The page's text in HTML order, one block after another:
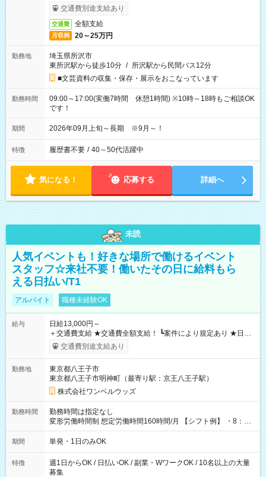
交通費別途支給あり
交通費 全額支給
月収例 20～25万円
勤務地
埼玉県所沢市
東所沢駅から徒歩10分 / 所沢駅から民間バス12分
■文芸資料の収集・保存・展示をおこなっています
勤務時間
09:00～17:00(実働7時間 休憩1時間) ※10時～18時もご相談OK
です！
期間 2026年09月上旬～長期 ※9月～！
特徴 履歴書不要 / 40～50代活躍中
気になる！ 応募する 詳細へ
未読
人気イベントも！好きな場所で働けるイベント
スタッフ☆来社不要！働いたその日に給料もら
える日払い/T1
アルバイト 職種未経験OK
給与
日給13,000円～
＋交通費支給 ★交通費全額支給！ ┗案件により規定あり ★日払
いOK！（規定あり） ┗働いたその日に現金GET♪ お仕事後はコ
ンビニATMから 日払い分を引き落とせます！ 【試用期間】試
交通費別途支給あり
勤務地
東京都八王子市
東京都八王子市明神町（最寄り駅：京王八王子駅）
株式会社ワンベルウッズ
勤務時間
勤務時間は指定なし
変形労働時間制 想定労働時間160時間/月 【シフト例】 ・8：00
～21：00
期間 単発・1日のみOK
特徴
週1日からOK / 日払いOK / 副業・WワークOK / 10名以上の大量
募集